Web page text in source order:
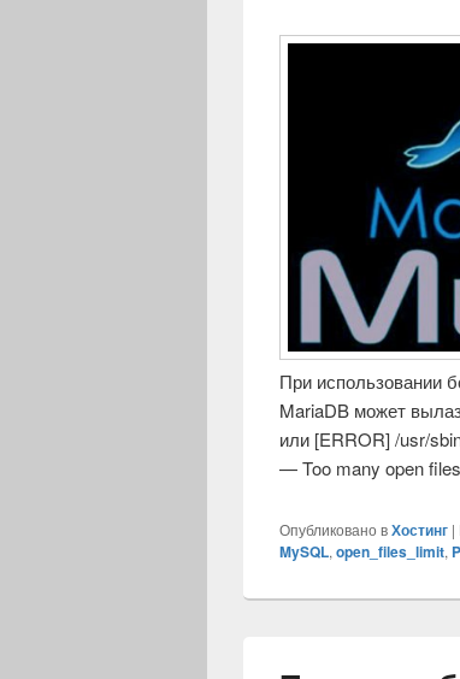
При использовании
MariaDB может
или [ERROR] /usr/
— Too many open
Опубликовано вХостинг |
MySQL, open_files_limit,